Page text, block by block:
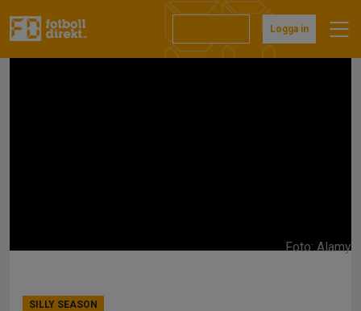
till
Logga in
Foto: Alamy
SILLY SEASON